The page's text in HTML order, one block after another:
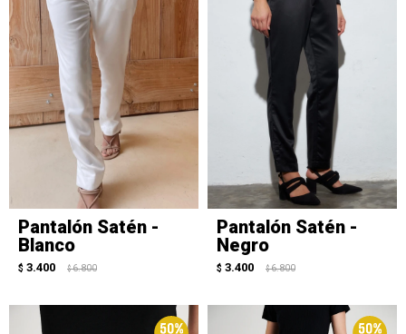
Pantalón Satén -
Blanco
$ 3.400 $ 6.800
Pantalón Satén -
Negro
$ 3.400 $ 6.800